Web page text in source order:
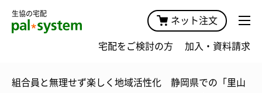
生協の宅配
ネット注文
宅配をご検討の方 加入・資料請求
組合員と無理せず楽しく地域活性化 静岡県での「里山